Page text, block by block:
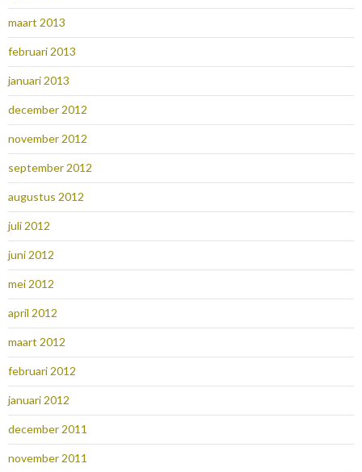
maart 2013
februari 2013
januari 2013
december 2012
november 2012
september 2012
augustus 2012
juli 2012
juni 2012
mei 2012
april 2012
maart 2012
februari 2012
januari 2012
december 2011
november 2011